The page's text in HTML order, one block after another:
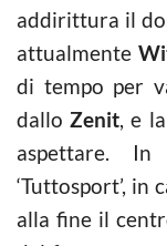
addirittura il
attualmente
di tempo per
dalloZenit, e la
aspettare. In
‘Tuttosport’, in
alla fine il